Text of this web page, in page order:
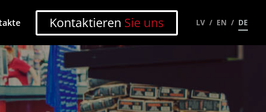
Kontaktieren Sie uns LV EN DE